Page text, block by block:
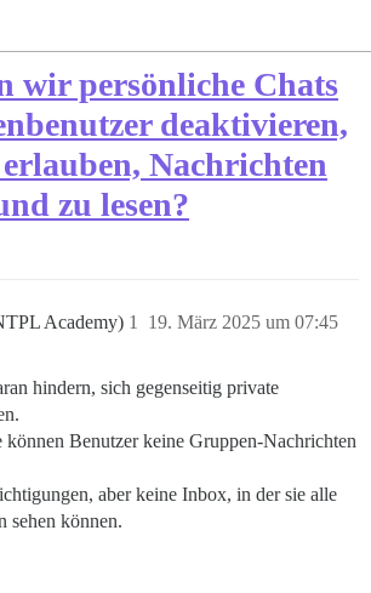
wir persönliche Chats
deaktivieren,
Nachrichten
zu lesen?
Academy) 19. März 2025 um 07:45
1
hindern, sich gegenseitig private
können Benutzer keine Gruppen-Nachrichten
aber keine Inbox, in der sie alle
sehen können.